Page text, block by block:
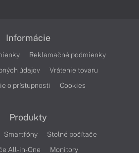
Informácie
Reklamačné podmienky
údajov
Vrátenie tovaru
o prístupnosti
Cookies
Produkty
Smartfóny
Stolné počítače
All-in-One
Monitory